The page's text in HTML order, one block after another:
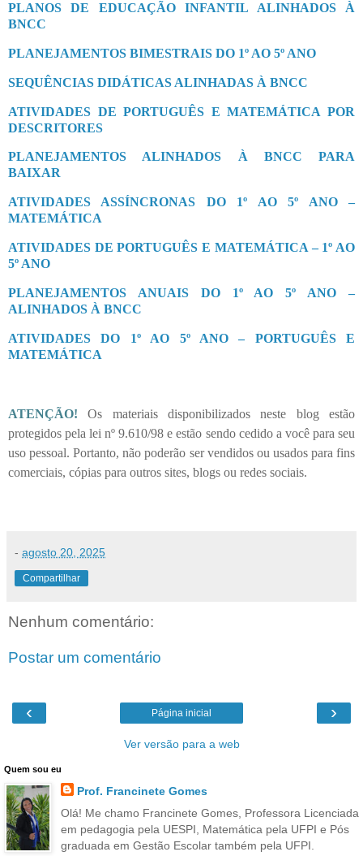
PLANOS DE EDUCAÇÃO INFANTIL ALINHADOS À
BNCC
PLANEJAMENTOS BIMESTRAIS DO 1º AO 5º ANO
SEQUÊNCIAS DIDÁTICAS ALINHADAS À BNCC
ATIVIDADES DE PORTUGUÊS E MATEMÁTICA POR
DESCRITORES
PLANEJAMENTOS ALINHADOS À BNCC PARA
BAIXAR
ATIVIDADES ASSÍNCRONAS DO 1º AO 5º ANO –
MATEMÁTICA
ATIVIDADES DE PORTUGUÊS E MATEMÁTICA – 1º AO
5º ANO
PLANEJAMENTOS ANUAIS DO 1º AO 5º ANO –
ALINHADOS À BNCC
ATIVIDADES DO 1º AO 5º ANO – PORTUGUÊS E
MATEMÁTICA
ATENÇÃO! Os materiais disponibilizados neste blog estão
protegidos pela lei nº 9.610/98 e estão sendo cedido a você para seu
uso pessoal. Portanto, não poderão ser vendidos ou usados para fins
comerciais, cópias para outros sites, blogs ou redes sociais.
- agosto 20, 2025
Compartilhar
Nenhum comentário:
Postar um comentário
‹ ›
Página inicial
Ver versão para a web
Quem sou eu
Prof. Francinete Gomes
Olá! Me chamo Francinete Gomes, Professora Licenciada
em pedagogia pela UESPI, Matemática pela UFPI e Pós
graduada em Gestão Escolar também pela UFPI.